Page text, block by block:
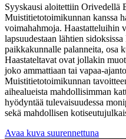
Syyskausi aloitettiin Orivedellä
Muistitietotoimikunnan kanssa
voimahahmoja. Haastatteluihin
lapsuudestaan lähtien
paikkakunnalle palanneita, osa
Haastateltavat ovat jollakin
joko ammattiaan tai vapaa-
Muistitietotoimikunnan
aihealueista mahdollisimman
hyödyntää tulevaisuudessa
sekä mahdollisen
Avaa kuva suurennettuna